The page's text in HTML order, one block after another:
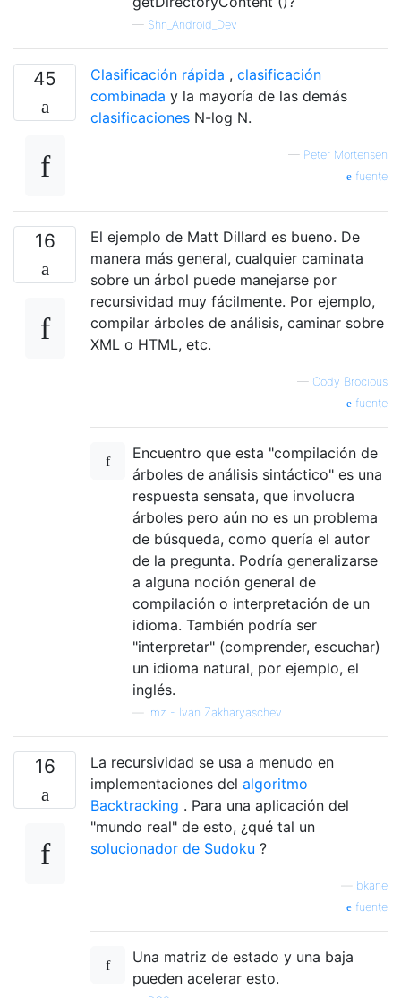
— Shn_Android_Dev
45 Clasificación rápida , clasificación
combinada y la mayoría de las demás
clasificaciones N-log N.
— Peter Mortensen
fuente
16
El ejemplo de Matt Dillard es bueno. De
manera más general, cualquier caminata
sobre un árbol puede manejarse por
recursividad muy fácilmente. Por ejemplo,
compilar árboles de análisis, caminar sobre
XML o HTML, etc.
— Cody Brocious
fuente
Encuentro que esta "compilación de
árboles de análisis sintáctico" es una
respuesta sensata, que involucra
árboles pero aún no es un problema
de búsqueda, como quería el autor
de la pregunta. Podría generalizarse
a alguna noción general de
compilación o interpretación de un
idioma. También podría ser
"interpretar" (comprender, escuchar)
un idioma natural, por ejemplo, el
inglés.
imz - Ivan Zakharyaschev
16
La recursividad se usa a menudo en
implementaciones del algoritmo
Backtracking . Para una aplicación del
"mundo real" de esto, ¿qué tal un
solucionador de Sudoku ?
bkane
fuente
Una matriz de estado y una baja
pueden acelerar esto.